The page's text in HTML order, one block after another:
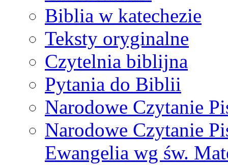
Biblia w katechezie
Teksty oryginalne
Czytelnia biblijna
Pytania do Biblii
Narodowe Czytanie
Narodowe Czytanie
Ewangelia wg św.